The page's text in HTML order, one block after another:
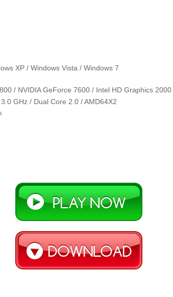
XP / Windows Vista / Windows 7
/ NVIDIA GeForce 7600 / Intel HD Graphics 2000
GHz / Dual Core 2.0 / AMD64X2